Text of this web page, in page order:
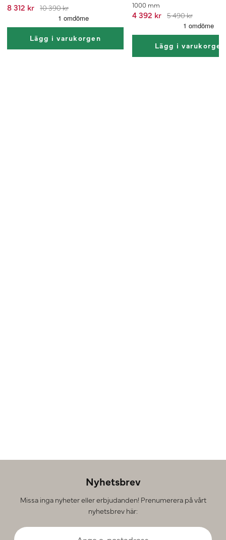
8 312 kr 10 390 kr
Lägg i varukorgen
1000 mm
4 392 kr 5 490 kr
Lägg i varukorgen
Nyhetsbrev
Missa inga nyheter eller erbjudanden! Prenumerera på vårt
nyhetsbrev här: